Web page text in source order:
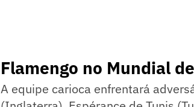
Flamengo no Mundial
A equipe carioca enfrentará